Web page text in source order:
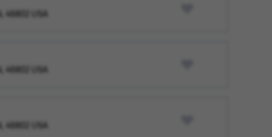
46802 USA
46802 USA
46802 USA